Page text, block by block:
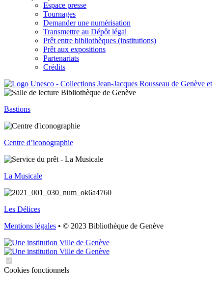
Espace presse
Tournages
Demander une numérisation
Transmettre au Dépôt légal
Prêt entre bibliothèques (institutions)
Prêt aux expositions
Partenariats
Crédits
Bastions
Centre d’iconographie
La Musicale
Les Délices
Mentions légales • © 2023 Bibliothèque de Genève
Cookies fonctionnels